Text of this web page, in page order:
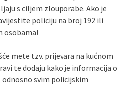
s ciljem zlouporabe. Ako je
policiju na broj 192 ili
osobama!
mete tzv. prijevara na kućnom
te dodaju kako je informacija o
odnosno svim policijskim